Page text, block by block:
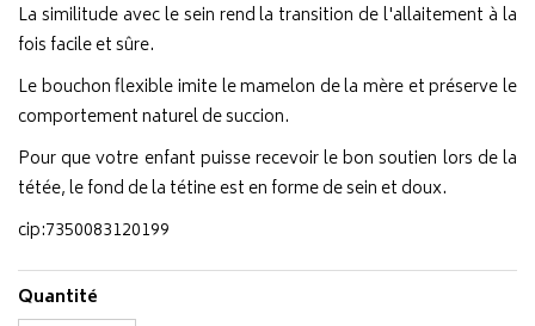
La similitude avec le sein rend la transition de l'allaitement à la
fois facile et sûre.
Le bouchon flexible imite le mamelon de la mère et préserve le
comportement naturel de succion.
Pour que votre enfant puisse recevoir le bon soutien lors de la
tétée, le fond de la tétine est en forme de sein et doux.
cip:7350083120199
Quantité